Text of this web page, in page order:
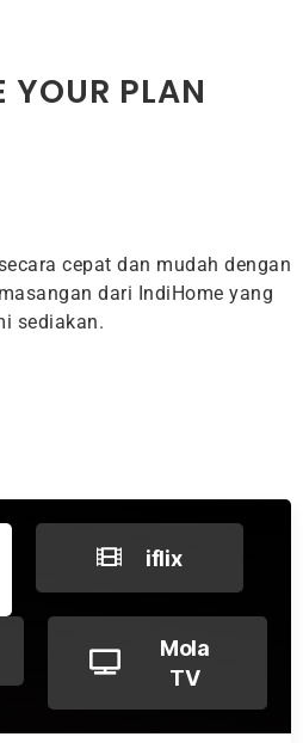
YOUR PLAN
cepat dan mudah dengan
dari IndiHome yang
sediakan.
iflix
Mola
TV